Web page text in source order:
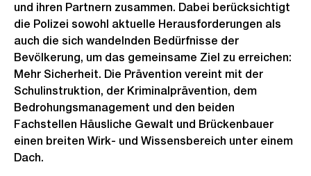
und ihren Partnern zusammen. Dabei berücksichtigt
die Polizei sowohl aktuelle Herausforderungen als
auch die sich wandelnden Bedürfnisse der
Bevölkerung, um das gemeinsame Ziel zu erreichen:
Mehr Sicherheit. Die Prävention vereint mit der
Schulinstruktion, der Kriminalprävention, dem
Bedrohungsmanagement und den beiden
Fachstellen Häusliche Gewalt und Brückenbauer
einen breiten Wirk- und Wissensbereich unter einem
Dach.